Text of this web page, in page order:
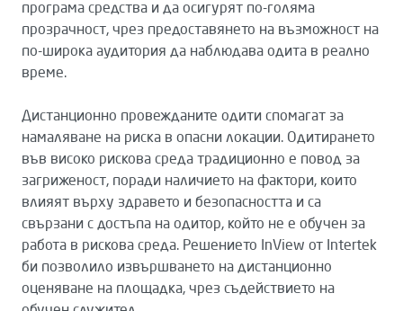
програма средства и да осигурят по-голяма
прозрачност, чрез предоставянето на възможност на
по-широка аудитория да наблюдава одита в реално
време.
Дистанционно провежданите одити спомагат за
намаляване на риска в опасни локации. Одитирането
във високо рискова среда традиционно е повод за
загриженост, поради наличието на фактори, които
влияят върху здравето и безопасността и са
свързани с достъпа на одитор, който не е обучен за
работа в рискова среда. Решението InView от Intertek
би позволило извършването на дистанционно
оценяване на площадка, чрез съдействието на